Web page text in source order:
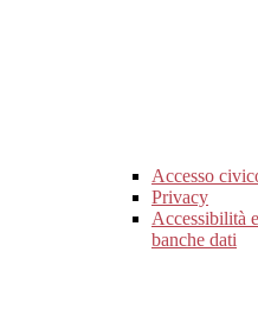
Accesso
Privacy
Accessibilità
banche dati